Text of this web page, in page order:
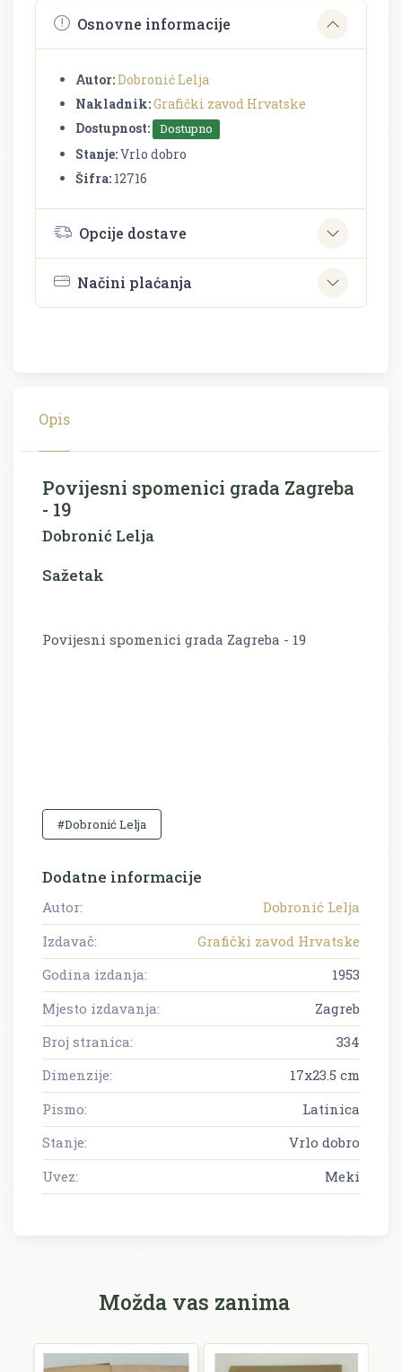
Osnovne informacije
Autor:Dobronić Lelja
Nakladnik:Grafički zavod Hrvatske
Dostupnost:
Dostupno
Stanje:Vrlo dobro
Šifra: 12716
Opcije dostave
Načini plaćanja
Opis
Povijesni spomenici grada Zagreba
- 19
Dobronić Lelja
Sažetak
Povijesni spomenici grada Zagreba - 19
#Dobronić Lelja
Dodatne informacije
Autor:
Dobronić Lelja
Izdavač:
Grafički zavod Hrvatske
Godina izdanja:
1953
Mjesto izdavanja:
Zagreb
Broj stranica:
334
Dimenzije:
17x23.5 cm
Pismo:
Latinica
Stanje:
Vrlo dobro
Uvez:
Meki
Možda vas zanima